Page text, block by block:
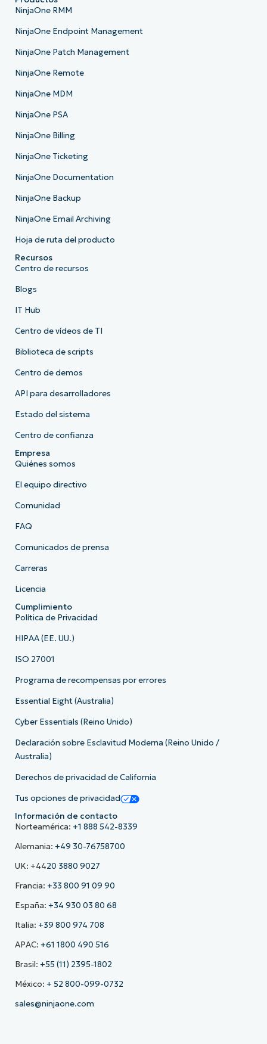
NinjaOne RMM
NinjaOne Endpoint Management
NinjaOne Patch Management
NinjaOne Remote
NinjaOne MDM
NinjaOne PSA
NinjaOne Billing
NinjaOne Ticketing
NinjaOne Documentation
NinjaOne Backup
NinjaOne Email Archiving
Hoja de ruta del producto
Recursos
Centro de recursos
Blogs
IT Hub
Centro de vídeos de TI
Biblioteca de scripts
Centro de demos
API para desarrolladores
Estado del sistema
Centro de confianza
Empresa
Quiénes somos
El equipo directivo
Comunidad
FAQ
Comunicados de prensa
Carreras
Licencia
Cumplimiento
Política de Privacidad
HIPAA (EE. UU.)
ISO 27001
Programa de recompensas por errores
Essential Eight (Australia)
Cyber Essentials (Reino Unido)
Declaración sobre Esclavitud Moderna (Reino Unido /
Australia)
Derechos de privacidad de California
Tus opciones de privacidad
Información de contacto
Norteamérica: +1 888 542-8339
Alemania: +49 30-76758700
UK: +4420 3880 9027
Francia: +33 800 91 09 90
España: +34 930 03 80 68
Italia: +39 800 974 708
APAC: +61 1800 490 516
Brasil: +55 (11) 2395-1802
México: + 52 800-099-0732
sales@ninjaone.com